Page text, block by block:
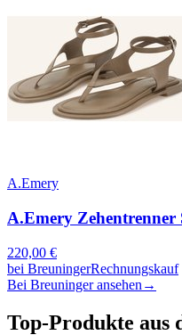
A.Emery
A.Emery Zehentrenner
220,00 €
bei BreuningerRechnungskauf
Bei Breuninger ansehen →
Top-Produkte aus